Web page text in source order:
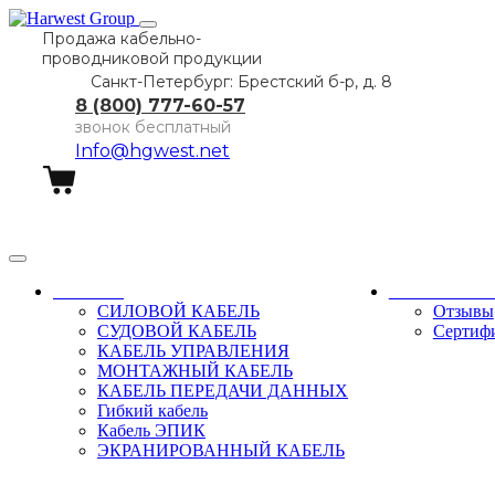
Продажа кабельно-
проводниковой продукции
Санкт-Петербург: Брестский б-р, д. 8
8 (800) 777-60-57
звонок бесплатный
Info@hgwest.net
СИЛОВОЙ КАБЕЛЬ
СУДОВОЙ КАБЕЛЬ
КАБЕЛЬ УПРАВЛЕНИЯ
МОНТАЖНЫЙ КАБЕЛЬ
КАБЕЛЬ ПЕРЕДАЧИ ДАННЫХ
Гибкий кабель
Кабель ЭПИК
ЭКРАНИРОВАННЫЙ КАБЕЛЬ
Отзывы